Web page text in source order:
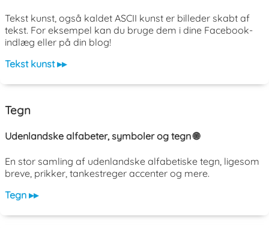
Tekst kunst, også kaldet ASCII kunst er billeder skabt af
tekst. For eksempel kan du bruge dem i dine Facebook-
indlæg eller på din blog!
Tekst kunst ▸▸
Tegn
Udenlandske alfabeter, symboler og tegn 🌐
En stor samling af udenlandske alfabetiske tegn, ligesom
breve, prikker, tankestreger accenter og mere.
Tegn ▸▸